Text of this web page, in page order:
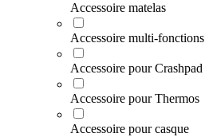
Accessoire matelas
Accessoire multi-fonctions
Accessoire pour Crashpad
Accessoire pour Thermos
Accessoire pour casque